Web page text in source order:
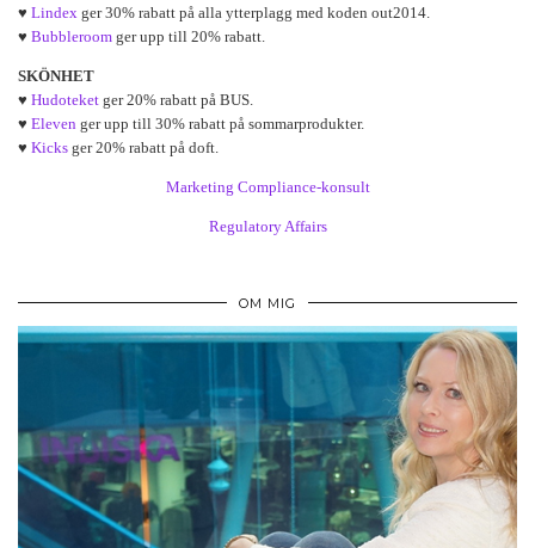
♥ Lindex ger 30% rabatt på alla ytterplagg med koden out2014.
♥ Bubbleroom ger upp till 20% rabatt.
SKÖNHET
♥ Hudoteket ger 20% rabatt på BUS.
♥ Eleven ger upp till 30% rabatt på sommarprodukter.
♥ Kicks ger 20% rabatt på doft.
Marketing Compliance-konsult
Regulatory Affairs
OM MIG